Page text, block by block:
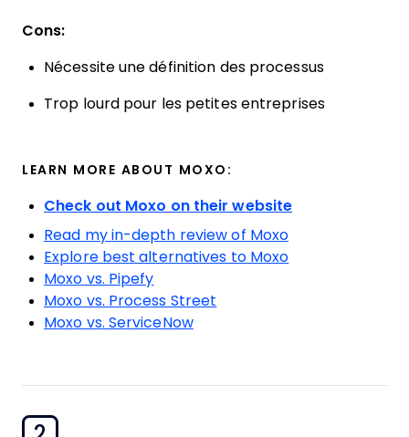
Cons:
Nécessite une définition des processus
Trop lourd pour les petites entreprises
LEARN MORE ABOUT MOXO:
Check out Moxo on their website
Read my in-depth review of Moxo
Explore best alternatives to Moxo
Moxo vs. Pipefy
Moxo vs. Process Street
Moxo vs. ServiceNow